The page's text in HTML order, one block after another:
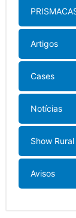
Artigos
Cases
Notícias
Show Rural
Avisos